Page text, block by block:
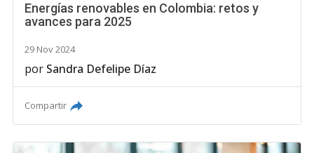
Energías renovables en Colombia: retos y
avances para 2025
29 Nov 2024
por Sandra Defelipe Díaz
Compartir